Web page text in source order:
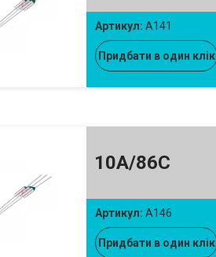
Артикул: A141
Придбати в один клік
10A/86C
Артикул: A146
Придбати в один клік